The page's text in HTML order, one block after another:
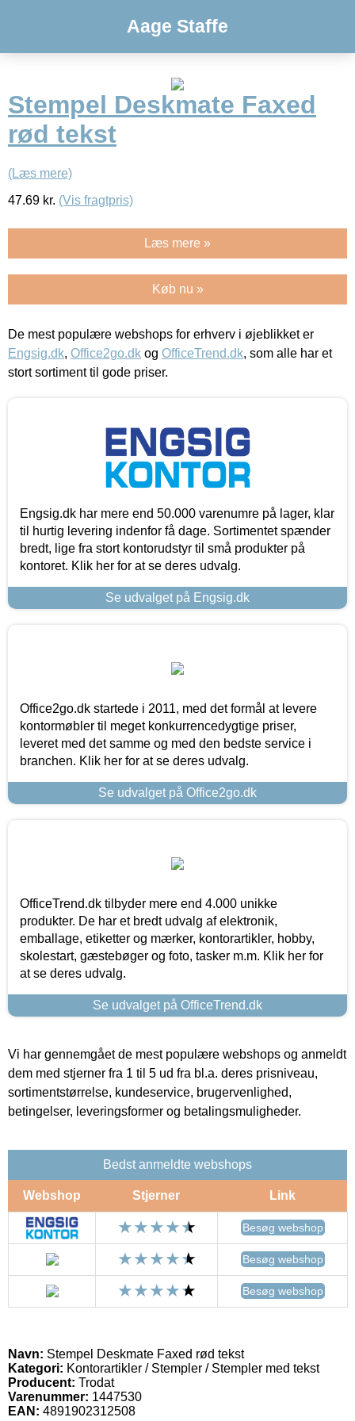
Aage Staffe
Stempel Deskmate Faxed
rød tekst
(Læs mere)
47.69 kr. (Vis fragtpris)
Læs mere »
Køb nu »
De mest populære webshops for erhverv i øjeblikket er
Engsig.dk, Office2go.dk og OfficeTrend.dk, som alle har et
stort sortiment til gode priser.
Engsig.dk har mere end 50.000 varenumre på lager, klar
til hurtig levering indenfor få dage. Sortimentet spænder
bredt, lige fra stort kontorudstyr til små produkter på
kontoret. Klik her for at se deres udvalg.
Se udvalget på Engsig.dk
Office2go.dk startede i 2011, med det formål at levere
kontormøbler til meget konkurrencedygtige priser,
leveret med det samme og med den bedste service i
branchen. Klik her for at se deres udvalg.
Se udvalget på Office2go.dk
OfficeTrend.dk tilbyder mere end 4.000 unikke
produkter. De har et bredt udvalg af elektronik,
emballage, etiketter og mærker, kontorartikler, hobby,
skolestart, gæstebøger og foto, tasker m.m. Klik her for
at se deres udvalg.
Se udvalget på OfficeTrend.dk
Vi har gennemgået de mest populære webshops og anmeldt
dem med stjerner fra 1 til 5 ud fra bl.a. deres prisniveau,
sortimentstørrelse, kundeservice, brugervenlighed,
betingelser, leveringsformer og betalingsmuligheder.
Bedst anmeldte webshops
Webshop Stjerner Link
Besøg webshop
Besøg webshop
Besøg webshop
Navn: Stempel Deskmate Faxed rød tekst
Kategori: Kontorartikler / Stempler / Stempler med tekst
Producent: Trodat
Varenummer: 1447530
EAN: 4891902312508